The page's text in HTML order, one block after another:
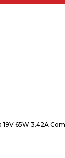
65W 3.42A